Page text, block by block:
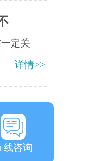
定关
详情>>
线咨询